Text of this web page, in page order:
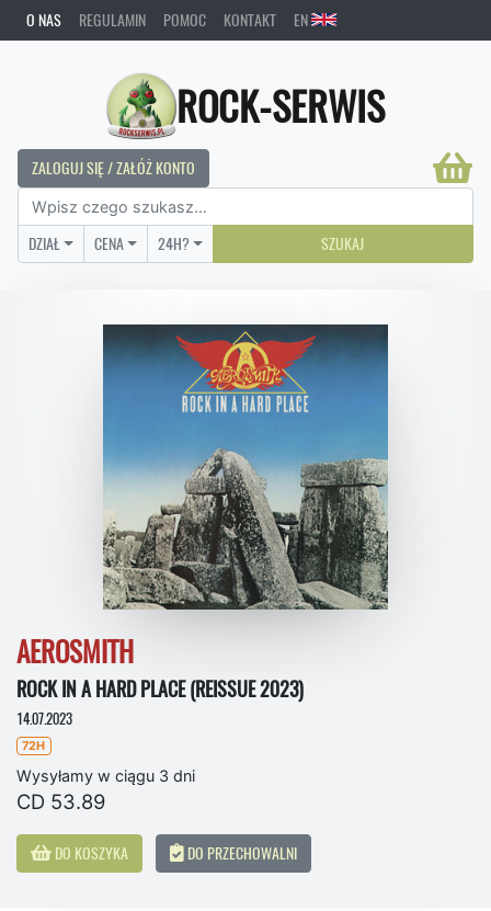
O NAS REGULAMIN POMOC KONTAKT EN
ROCK-SERWIS
ZALOGUJ SIĘ / ZAŁÓŻ KONTO
DZIAŁ CENA 24H? SZUKAJ
AEROSMITH
ROCK IN A HARD PLACE (REISSUE 2023)
14.07.2023
72H
Wysyłamy w ciągu 3 dni
CD 53.89
DO KOSZYKA DO PRZECHOWALNI